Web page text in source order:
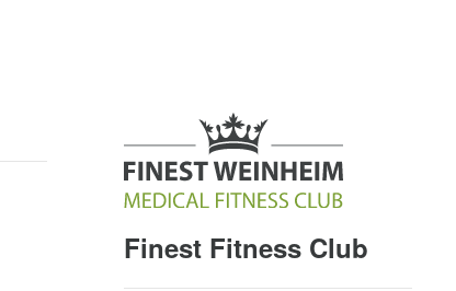
Finest Fitness Club